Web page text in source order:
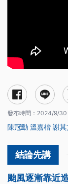
發布時間： 2024/9/30
陳冠勳 溫嘉楷 謝其
颱風逐漸靠近